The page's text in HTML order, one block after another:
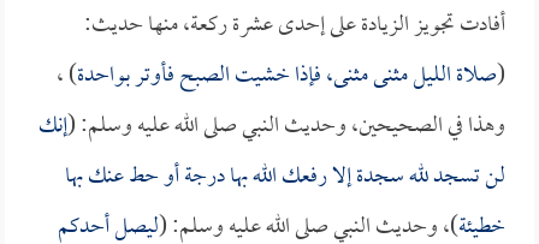
أفادت تجويز الزيادة على إحدى عشرة ركعة، منها حديث:
(صلاة الليل مثنى مثنى، فإذا خشيت الصبح فأوتر بواحدة) ،
وهذا في الصحيحين، وحديث النبي صلى الله عليه وسلم: (إنك
لن تسجد لله سجدة إلا رفعك الله بها درجة أو حط عنك بها
خطيئة)، وحديث النبي صلى الله عليه وسلم: (ليصل أحدكم